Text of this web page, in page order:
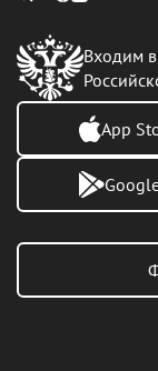
Входим в
App